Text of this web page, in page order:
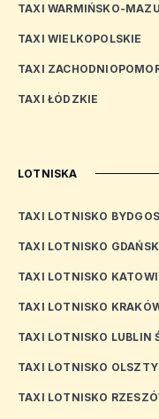
TAXI WARMIŃSKO-
TAXI WIELKOPOLSKIE
TAXI
TAXI ŁÓDZKIE
LOTNISKA
TAXI LOTNISKO
TAXI LOTNISKO
TAXI LOTNISKO
TAXI LOTNISKO
TAXI LOTNISKO LUBLIN
TAXI LOTNISKO
TAXI LOTNISKO